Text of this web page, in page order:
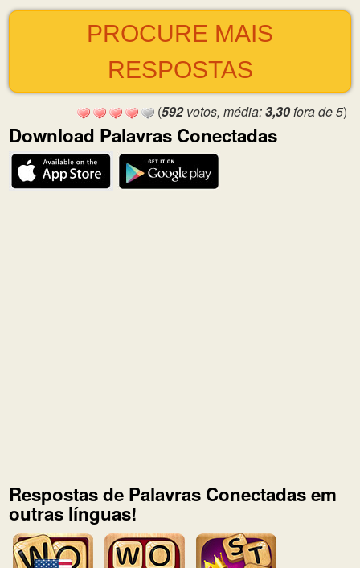
PROCURE MAIS
RESPOSTAS
(592votos, média:3,30fora de 5)
Download Palavras Conectadas
Respostas de Palavras Conectadas em
outras línguas!